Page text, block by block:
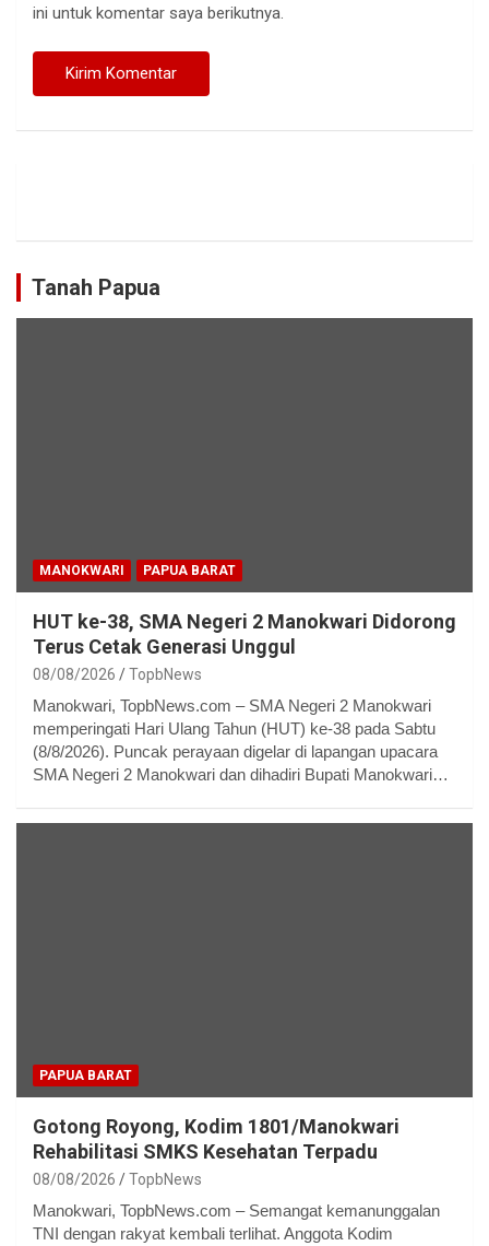
ini untuk komentar saya berikutnya.
Tanah Papua
MANOKWARI PAPUA BARAT
HUT ke-38, SMA Negeri 2 Manokwari Didorong
Terus Cetak Generasi Unggul
08/08/2026 TopbNews
Manokwari, TopbNews.com – SMA Negeri 2 Manokwari
memperingati Hari Ulang Tahun (HUT) ke-38 pada Sabtu
(8/8/2026). Puncak perayaan digelar di lapangan upacara
SMA Negeri 2 Manokwari dan dihadiri Bupati Manokwari…
PAPUA BARAT
Gotong Royong, Kodim 1801/Manokwari
Rehabilitasi SMKS Kesehatan Terpadu
08/08/2026 TopbNews
Manokwari, TopbNews.com – Semangat kemanunggalan
TNI dengan rakyat kembali terlihat. Anggota Kodim